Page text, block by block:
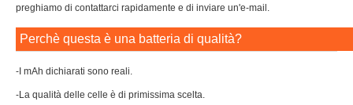
preghiamo di contattarci rapidamente e di inviare un'e-mail.
Perchè questa è una batteria di qualità?
-I mAh dichiarati sono reali.
-La qualità delle celle è di primissima scelta.